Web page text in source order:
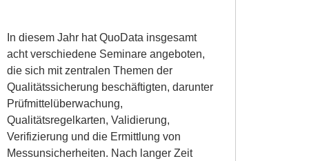
In diesem Jahr hat QuoData insgesamt
acht verschiedene Seminare angeboten,
die sich mit zentralen Themen der
Qualitätssicherung beschäftigten, darunter
Prüfmittelüberwachung,
Qualitätsregelkarten, Validierung,
Verifizierung und die Ermittlung von
Messunsicherheiten. Nach langer Zeit